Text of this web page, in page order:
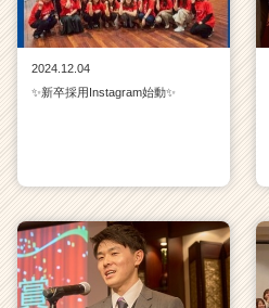
2024.12.04
✨新卒採用Instagram始動✨